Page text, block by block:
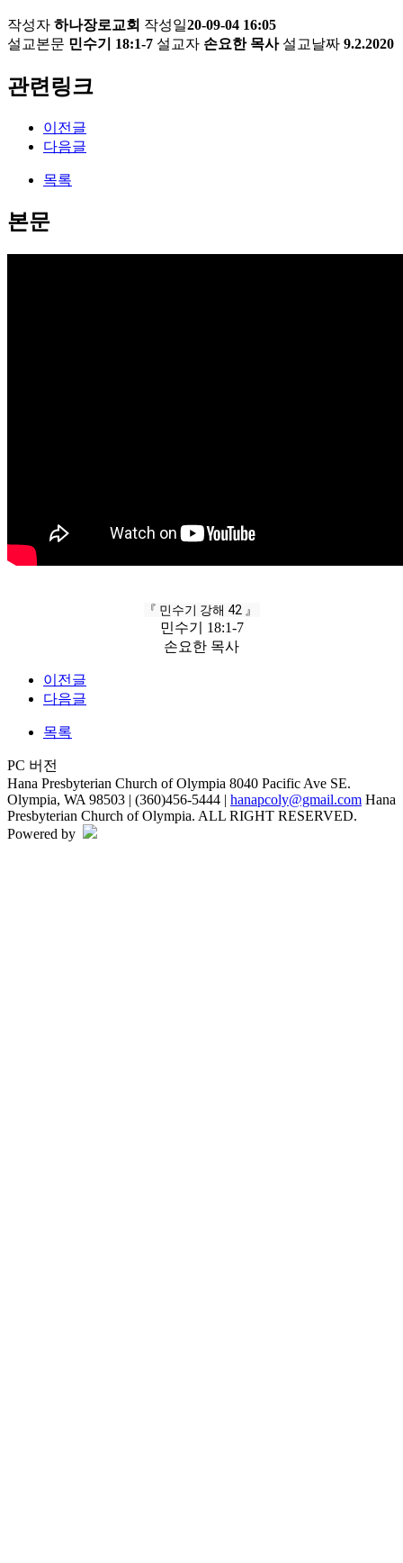
작성자 하나장로교회 작성일20-09-04 16:05
설교본문 민수기 18:1-7 설교자 손요한 목사설교날짜 9.2.2020
관련링크
이전글
다음글
목록
본문
『 민수기 강해 42 』
민수기 18:1-7
손요한 목사
이전글
다음글
목록
PC 버전
Hana Presbyterian Church of Olympia 8040 Pacific Ave SE.
Olympia, WA 98503 | (360)456-5444 | hanapcoly@gmail.com Hana
Presbyterian Church of Olympia. ALL RIGHT RESERVED.
Powered by